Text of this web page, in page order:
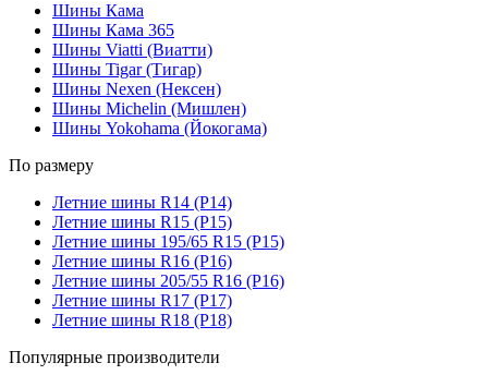
Шины Кама
Шины Кама 365
Шины Viatti (Виатти)
Шины Tigar (Тигар)
Шины Nexen (Нексен)
Шины Michelin (Мишлен)
Шины Yokohama (Йокогама)
По размеру
Летние шины R14 (Р14)
Летние шины R15 (Р15)
Летние шины 195/65 R15 (Р15)
Летние шины R16 (Р16)
Летние шины 205/55 R16 (Р16)
Летние шины R17 (Р17)
Летние шины R18 (Р18)
Популярные производители